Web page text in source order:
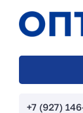
+7 (927)